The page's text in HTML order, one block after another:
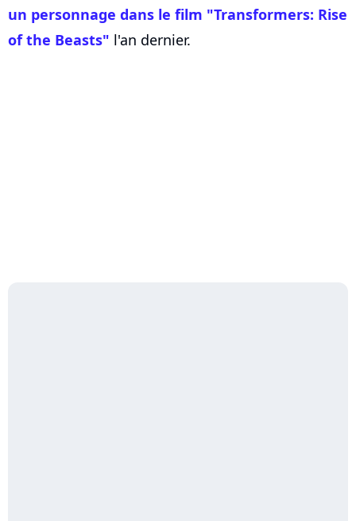
un personnage dans le film "Transformers: Rise
of the Beasts" l'an dernier.